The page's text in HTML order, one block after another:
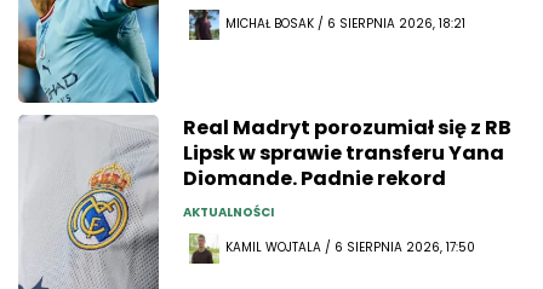
MICHAŁ BOSAK / 6 SIERPNIA 2026, 18:21
Real Madryt porozumiał się z RB
Lipsk w sprawie transferu Yana
Diomande. Padnie rekord
AKTUALNOŚCI
KAMIL WOJTALA / 6 SIERPNIA 2026, 17:50